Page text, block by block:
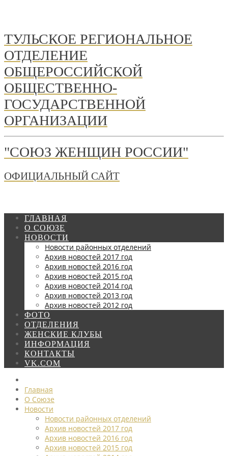
ТУЛЬСКОЕ РЕГИОНАЛЬНОЕ
ОТДЕЛЕНИЕ
ОБЩЕРОССИЙСКОЙ
ОБЩЕСТВЕННО-
ГОСУДАРСТВЕННОЙ
ОРГАНИЗАЦИИ
"СОЮЗ ЖЕНЩИН РОССИИ"
ОФИЦИАЛЬНЫЙ САЙТ
ГЛАВНАЯ
О СОЮЗЕ
НОВОСТИ
Новости районных отделений
Архив новостей 2017 год
Архив новостей 2016 год
Архив новостей 2015 год
Архив новостей 2014 год
Архив новостей 2013 год
Архив новостей 2012 год
ФОТО
ОТДЕЛЕНИЯ
ЖЕНСКИЕ КЛУБЫ
ИНФОРМАЦИЯ
КОНТАКТЫ
VK.COM
Главная
О Союзе
Новости
Новости районных отделений
Архив новостей 2017 год
Архив новостей 2016 год
Архив новостей 2015 год